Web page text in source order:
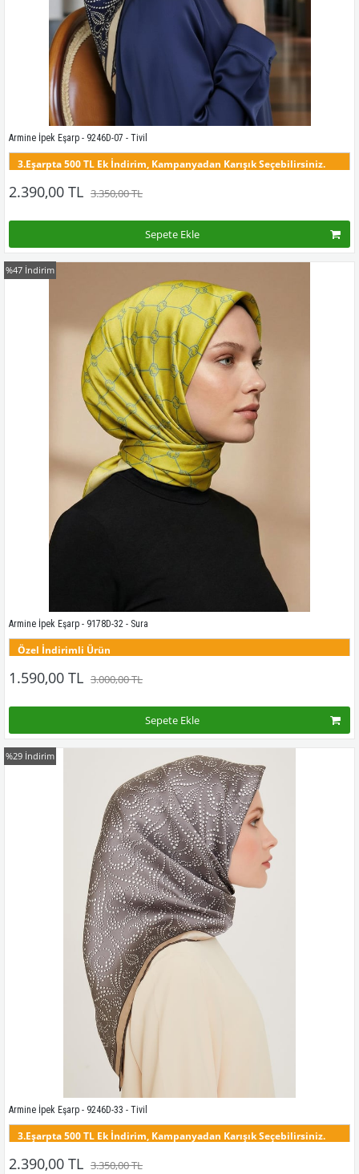
Armine İpek Eşarp - 9246D-07 - Tivil
3.Eşarpta 500 TL Ek İndirim, Kampanyadan Karışık Seçebilirsiniz.
Kampanyadaki tüm modelleri görmek için buraya tıkla
2.390,00 TL 3.350,00 TL
Sepete Ekle
Armine İpek Eşarp - 9178D-32 - Sura
Özel İndirimli Ürün
Kampanyadaki tüm modelleri görmek için buraya tıkla
1.590,00 TL 3.000,00 TL
Sepete Ekle
%47 İndirim
Armine İpek Eşarp - 9246D-33 - Tivil
3.Eşarpta 500 TL Ek İndirim, Kampanyadan Karışık Seçebilirsiniz.
2.390,00 TL 3.350,00 TL
%29 İndirim